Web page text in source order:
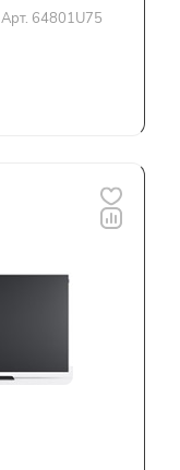
Арт. 64801U75